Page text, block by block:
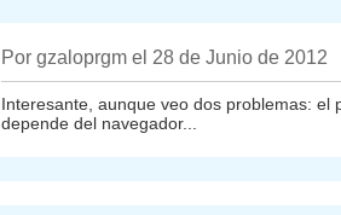
Por gzaloprgm el 28 de Junio de 2012
Interesante, aunque veo dos problemas:
depende del navegador...